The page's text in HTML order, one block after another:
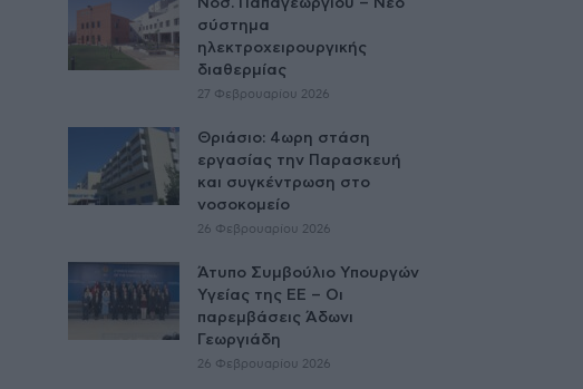
Νοσ. Παπαγεωργίου – Νέο
σύστημα
ηλεκτροχειρουργικής
διαθερμίας
27 Φεβρουαρίου 2026
Θριάσιο: 4ωρη στάση
εργασίας την Παρασκευή
και συγκέντρωση στο
νοσοκομείο
26 Φεβρουαρίου 2026
Άτυπο Συμβούλιο Υπουργών
Υγείας της ΕE – Οι
παρεμβάσεις Άδωνι
Γεωργιάδη
26 Φεβρουαρίου 2026